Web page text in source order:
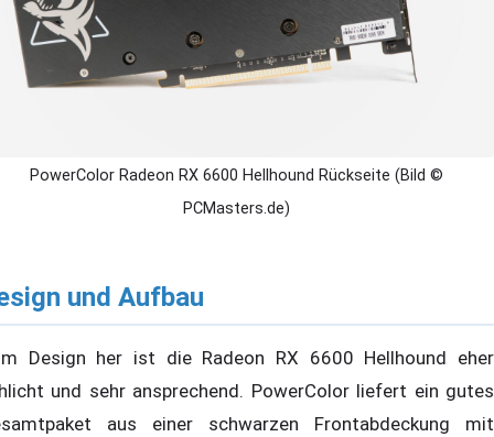
PowerColor Radeon RX 6600 Hellhound Rückseite (Bild ©
PCMasters.de)
und Aufbau
Design her ist die Radeon RX 6600 Hellhound eher
und sehr ansprechend. PowerColor liefert ein gutes
aus einer schwarzen Frontabdeckung mit